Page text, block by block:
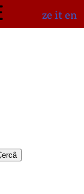
ze iten